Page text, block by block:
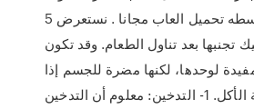
تم نشرها بواسطه تحميل العاب مجانا . نستعرض 5
تجنبها بعد تناول الطعام. وقد تكون
لوحدها، لكنها مضرة للجسم إذا
ما جاءت بعد وجبة الأكل. 1- التدخين: معلوم أن التدخين